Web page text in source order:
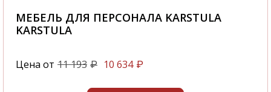
МЕБЕЛЬ ДЛЯ ПЕРСОНАЛА KARSTULA
KARSTULA
Цена от 11 193 ₽ 10 634 ₽